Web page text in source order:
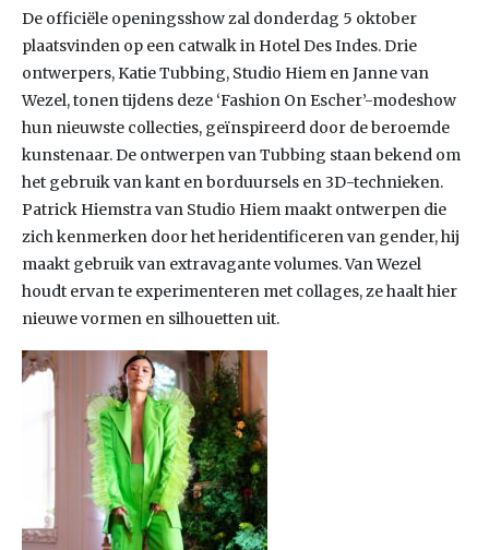
De officiële openingsshow zal donderdag 5 oktober
plaatsvinden op een catwalk in Hotel Des Indes. Drie
ontwerpers, Katie Tubbing, Studio Hiem en Janne van
Wezel, tonen tijdens deze ‘Fashion On Escher’-modeshow
hun nieuwste collecties, geïnspireerd door de beroemde
kunstenaar. De ontwerpen van Tubbing staan bekend om
het gebruik van kant en borduursels en 3D-technieken.
Patrick Hiemstra van Studio Hiem maakt ontwerpen die
zich kenmerken door het heridentificeren van gender, hij
maakt gebruik van extravagante volumes. Van Wezel
houdt ervan te experimenteren met collages, ze haalt hier
nieuwe vormen en silhouetten uit.